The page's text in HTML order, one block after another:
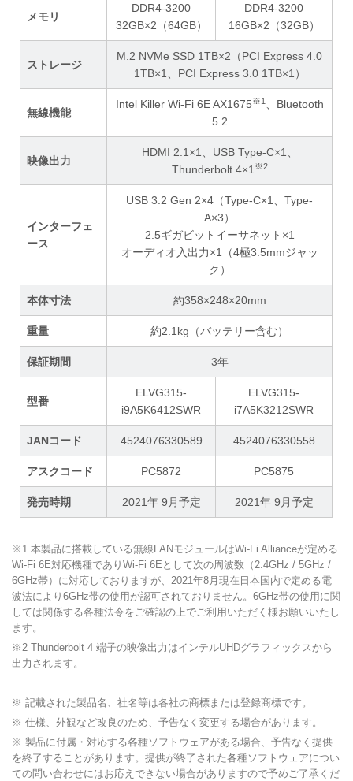
メモリ
DDR4-3200
32GB×2（64GB）
DDR4-3200
16GB×2（32GB）
ストレージ
M.2 NVMe SSD 1TB×2（PCI Express 4.0
1TB×1、PCI Express 3.0 1TB×1）
無線機能
Intel Killer Wi-Fi 6E AX1675※1、Bluetooth
5.2
映像出力
HDMI 2.1×1、USB Type-C×1、
Thunderbolt 4×1 ※2
インターフェ
ース
USB 3.2 Gen 2×4（Type-C×1、Type-
A×3）
2.5ギガビットイーサネット×1
オーディオ入出力×1（4極3.5mmジャッ
ク）
本体寸法 約358×248×20mm
重量 約2.1kg（バッテリー含む）
保証期間 3年
型番
ELVG315-
i9A5K6412SWR
ELVG315-
i7A5K3212SWR
JANコード 4524076330589 4524076330558
アスクコード PC5872 PC5875
発売時期 2021年 9月予定 2021年 9月予定
※1 本製品に搭載している無線LANモジュールはWi-Fi Allianceが定める
Wi-Fi 6E対応機種でありWi-Fi 6Eとして次の周波数（2.4GHz / 5GHz /
6GHz帯）に対応しておりますが、2021年8月現在日本国内で定める電
波法により6GHz帯の使用が認可されておりません。6GHz帯の使用に関
しては関係する各種法令をご確認の上でご利用いただく様お願いいたし
ます。
※2 Thunderbolt 4 端子の映像出力はインテルUHDグラフィックスから
出力されます。
※ 記載された製品名、社名等は各社の商標または登録商標です。
※ 仕様、外観など改良のため、予告なく変更する場合があります。
※ 製品に付属・対応する各種ソフトウェアがある場合、予告なく提供
を終了することがあります。提供が終了された各種ソフトウェアについ
ての問い合わせにはお応えできない場合がありますので予めご了承くだ